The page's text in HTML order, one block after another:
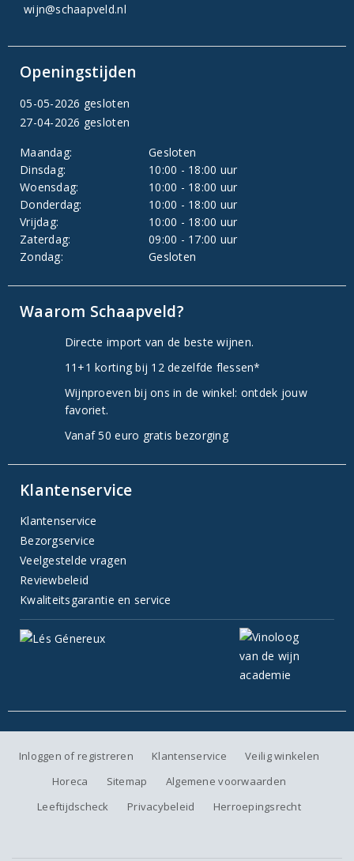
wijn@schaapveld.nl
Openingstijden
05-05-2026 gesloten
27-04-2026 gesloten
Maandag:
Gesloten
Dinsdag:
10:00 - 18:00 uur
Woensdag:
10:00 - 18:00 uur
Donderdag:
10:00 - 18:00 uur
Vrijdag:
10:00 - 18:00 uur
Zaterdag:
09:00 - 17:00 uur
Zondag:
Gesloten
Waarom Schaapveld?
Directe import van de beste wijnen.
11+1 korting bij 12 dezelfde flessen*
Wijnproeven bij ons in de winkel: ontdek jouw
favoriet.
Vanaf 50 euro gratis bezorging
Klantenservice
Klantenservice
Bezorgservice
Veelgestelde vragen
Reviewbeleid
Kwaliteitsgarantie en service
Inloggen of registreren Klantenservice
Veilig winkelen
Horeca
Sitemap
Algemene voorwaarden
Leeftijdscheck
Privacybeleid Herroepingsrecht